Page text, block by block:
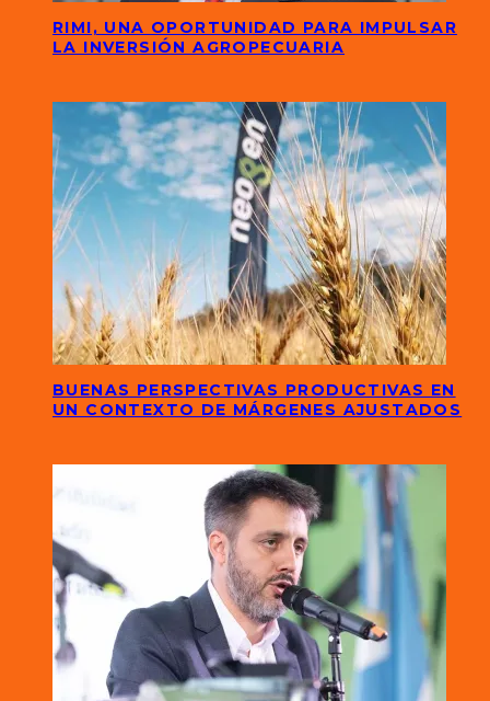
RIMI, UNA OPORTUNIDAD PARA IMPULSAR
LA INVERSIÓN AGROPECUARIA
BUENAS PERSPECTIVAS PRODUCTIVAS EN
UN CONTEXTO DE MÁRGENES AJUSTADOS